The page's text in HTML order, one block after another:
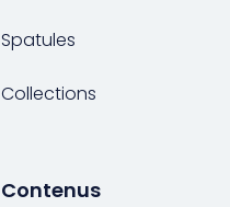
Spatules
Collections
Contenus